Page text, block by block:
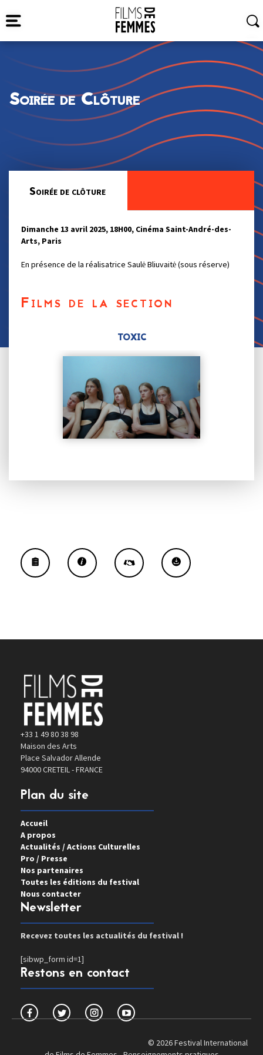
Soirée de Clôture
Soirée de clôture
Dimanche 13 avril 2025, 18H00, Cinéma Saint-André-des-
Arts, Paris
En présence de la réalisatrice Saulė Bliuvaitė (sous réserve)
Films de la section
TOXIC
+33 1 49 80 38 98
Maison des Arts
Place Salvador Allende
94000 CRETEIL - FRANCE
Plan du site
Accueil
A propos
Actualités / Actions Culturelles
Pro / Presse
Nos partenaires
Toutes les éditions du festival
Nous contacter
Newsletter
Recevez toutes les actualités du festival !
[sibwp_form id=1]
Restons en contact
© 2026 Festival International